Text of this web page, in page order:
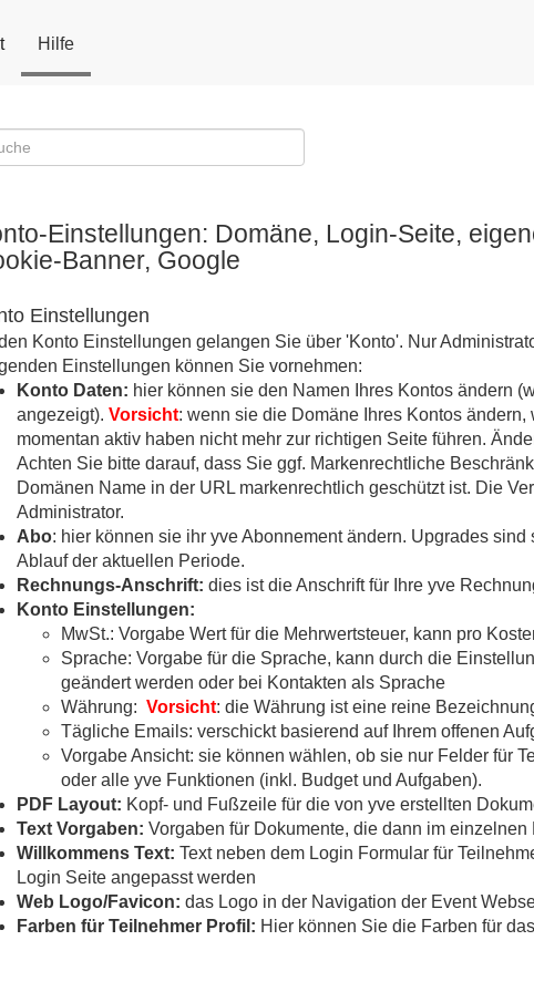
Hilfe
Einstellungen: Domäne, Login-Seite,
Banner, Google
Einstellungen
Konto Einstellungen gelangen Sie über 'Konto'. Nur
Einstellungen können Sie vornehmen:
Konto Daten: hier können sie den Namen Ihres Kontos ändern
angezeigt). Vorsicht: wenn sie die Domäne Ihres Kontos
momentan aktiv haben nicht mehr zur richtigen Seite führen.
Achten Sie bitte darauf, dass Sie ggf. Markenrechtliche
Domänen Name in der URL markenrechtlich geschützt ist. Die
Administrator.
Abo: hier können sie ihr yve Abonnement ändern. Upgrades
Ablauf der aktuellen Periode.
Rechnungs-Anschrift: dies ist die Anschrift für Ihre yve
Konto Einstellungen:
MwSt.: Vorgabe Wert für die Mehrwertsteuer, kann pro
Sprache: Vorgabe für die Sprache, kann durch die
geändert werden oder bei Kontakten als Sprache
Währung: Vorsicht: die Währung ist eine reine
Tägliche Emails: verschickt basierend auf Ihrem offenen
Vorgabe Ansicht: sie können wählen, ob sie nur Felder für
oder alle yve Funktionen (inkl. Budget und Aufgaben).
PDF Layout: Kopf- und Fußzeile für die von yve erstellten
Text Vorgaben: Vorgaben für Dokumente, die dann im
Willkommens Text: Text neben dem Login Formular für
Login Seite angepasst werden
Web Logo/Favicon: das Logo in der Navigation der Event
Farben für Teilnehmer Profil: Hier können Sie die Farben für